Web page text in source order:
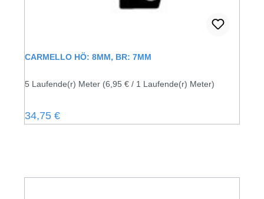
CARMELLO HÖ: 8MM, BR: 7MM
5 Laufende(r) Meter (6,95 € / 1 Laufende(r) Meter)
Regulärer Preis:
34,75 €